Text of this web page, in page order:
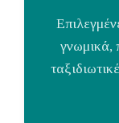
γνωμικά,